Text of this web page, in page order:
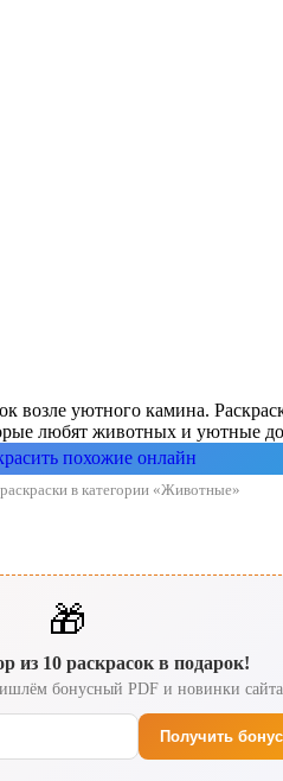
уютного камина.
любят животных и уютные
похожие онлайн
в категории «Животные»
🎁
из 10 раскрасок в подарок!
бонусный PDF и новинки сайта
Получить бонус